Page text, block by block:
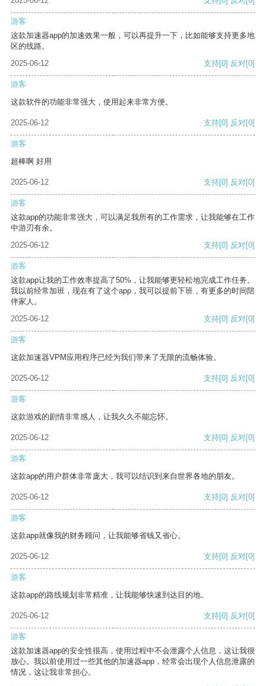
游客
这款加速器app的加速效果一般，可以再提升一下，比如能够支持更多地
区的线路。
2025-06-12
支持[0] 反对[0]
游客
这款软件的功能非常强大，使用起来非常方便。
2025-06-12 支持[0] 反对[0]
游客
超棒啊 好用
2025-06-12 支持[0] 反对[0]
游客
这款app的功能非常强大，可以满足我所有的工作需求，让我能够在工作
中游刃有余。
2025-06-12
支持[0] 反对[0]
游客
这款app让我的工作效率提高了50%，让我能够更轻松地完成工作任务。
我以前经常加班，现在有了这个app，我可以提前下班，有更多的时间陪
伴家人。
2025-06-12
支持[0] 反对[0]
游客
这款加速器VPM应用程序已经为我们带来了无限的流畅体验。
2025-06-12 支持[0] 反对[0]
游客
这款游戏的剧情非常感人，让我久久不能忘怀。
2025-06-12 支持[0] 反对[0]
游客
这款app的用户群体非常庞大，我可以结识到来自世界各地的朋友。
2025-06-12 支持[0] 反对[0]
游客
这款app就像我的财务顾问，让我能够省钱又省心。
2025-06-12 支持[0] 反对[0]
游客
这款app的路线规划非常精准，让我能够快速到达目的地。
2025-06-12 支持[0] 反对[0]
游客
这款加速器app的安全性很高，使用过程中不会泄露个人信息，这让我很
放心。我以前使用过一些其他的加速器app，经常会出现个人信息泄露的
情况，这让我非常担心。